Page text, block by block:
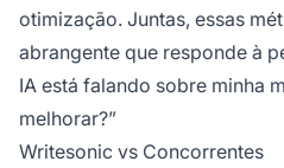
otimização. Juntas, essas
abrangente que responde à
IA está falando sobre minha
melhorar?”
Writesonic vs Concorrentes